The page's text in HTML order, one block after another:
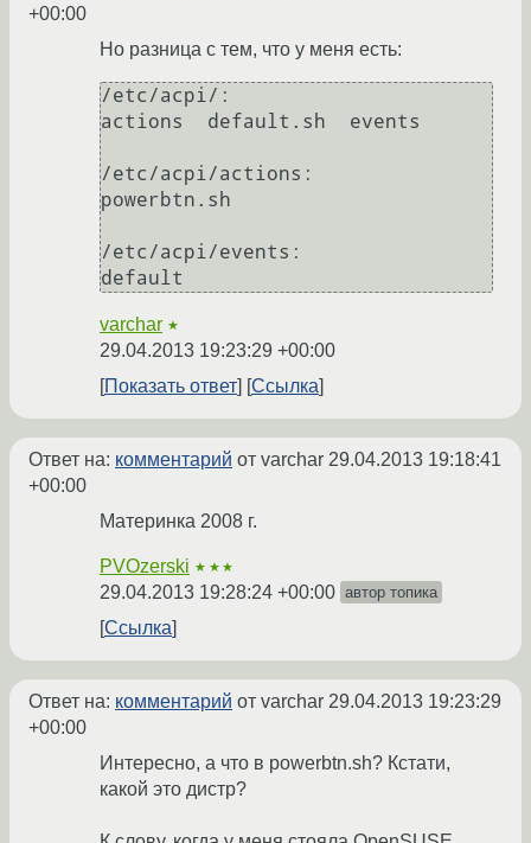
+00:00
Но разница с тем, что у меня есть:
/etc/acpi/:
actions  default.sh  events
/etc/acpi/actions:
powerbtn.sh
/etc/acpi/events:
default
varchar ★
29.04.2013 19:23:29 +00:00
Показать ответ
Ссылка
Ответ на: комментарий от varchar 29.04.2013 19:18:41
+00:00
Материнка 2008 г.
PVOzerski ★★★
29.04.2013 19:28:24 +00:00 автор топика
Ссылка
Ответ на: комментарий от varchar 29.04.2013 19:23:29
+00:00
Интересно, а что в powerbtn.sh? Кстати,
какой это дистр?